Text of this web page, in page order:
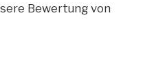
Bewertung von